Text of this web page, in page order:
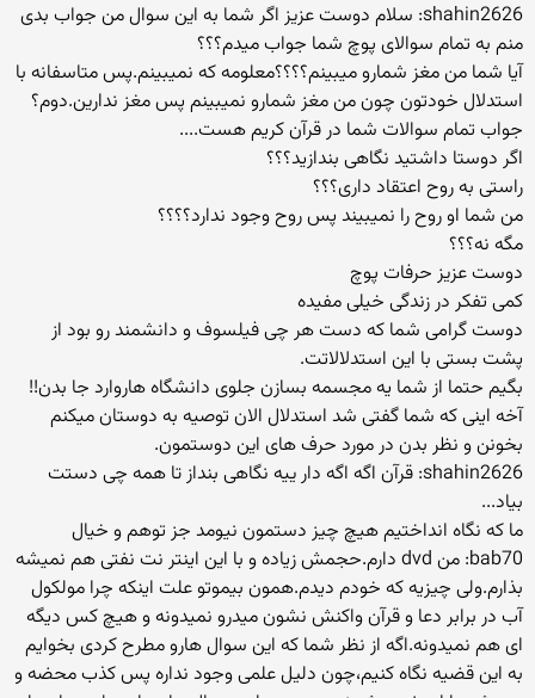
shahin2626: سلام دوست عزیز اگر شما به این سوال من جواب بدی
منم به تمام سوالای پوچ شما جواب میدم؟؟؟
آیا شما من مغز شمارو میبینم؟؟؟؟معلومه که نمیبینم.پس متاسفانه با
استدلال خودتون چون من مغز شمارو نمیبینم پس مغز ندارین.دوم؟
جواب تمام سوالات شما در قرآن کریم هست....
اگر دوستا داشتید نگاهی بندازید؟؟؟
راستی به روح اعتقاد داری؟؟؟
من شما او روح را نمیبیند پس روح وجود ندارد؟؟؟؟
مگه نه؟؟؟
دوست عزیز حرفات پوچ
کمی تفکر در زندگی خیلی مفیده
دوست گرامی شما كه دست هر چی فیلسوف و دانشمند رو بود از
پشت بستی با این استدلالاتت.
بگیم حتما از شما یه مجسمه بسازن جلوی دانشگاه هاروارد جا بدن!!
آخه اینی كه شما گفتی شد استدلال الان توصیه به دوستان میكنم
بخونن و نظر بدن در مورد حرف های این دوستمون.
shahin2626: قرآن اگه اگه دار ییه نگاهی بنداز تا همه چی دستت
بیاد...
ما كه نگاه انداختیم هیچ چیز دستمون نیومد جز توهم و خیال
bab70: من dvd دارم.حجمش زیاده و با این اینتر نت نفتی هم نمیشه
بذارم.ولی چیزیه که خودم دیدم.همون بیموتو علت اینکه چرا مولکول
آب در برابر دعا و قرآن واکنش نشون میدرو نمیدونه و هیچ کس دیگه
ای هم نمیدونه.اگه از نظر شما که این سوال هارو مطرح کردی بخوایم
به این قضیه نگاه کنیم،چون دلیل علمی وجود نداره پس کذب محضه و